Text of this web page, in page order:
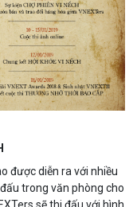
được diễn ra với nhiều
trong văn phòng cho
sẽ thi đấu với hình